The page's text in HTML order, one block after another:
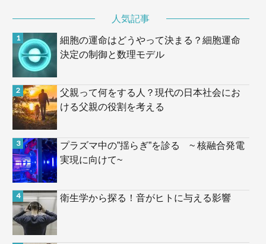
人気記事
細胞の運命はどうやって決まる？細胞運命
決定の制御と数理モデル
父親って何をする人？現代の日本社会にお
ける父親の役割を考える
プラズマ中の”揺らぎ”を診る ~ 核融合発電
実現に向けて~
衛生学から探る！音がヒトに与える影響